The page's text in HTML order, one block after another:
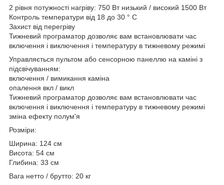
2 рівня потужності нагріву: 750 Вт низький / високий 1500 Вт
Контроль температури від 18 до 30 ° С
Захист від перегріву
Тижневий програматор дозволяє вам встановлювати час
включення і виключення і температуру в тижневому режимі
Управляється пультом або сенсорною панеллю на каміні з
підсвічуванням:
включення / вимикання каміна
опалення вкл / викл
Тижневий програматор дозволяє вам встановлювати час
включення і виключення і температуру в тижневому режимі
зміна ефекту полум'я
Розміри:
Ширина: 124 см
Висота: 54 см
Глибина: 33 см
Вага нетто / брутто: 20 кг